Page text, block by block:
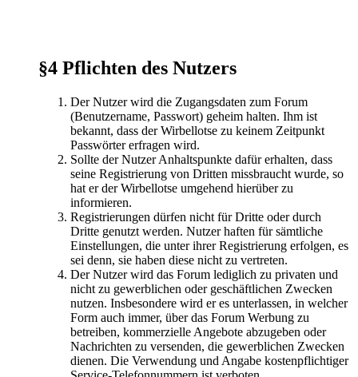
§4 Pflichten des Nutzers
Der Nutzer wird die Zugangsdaten zum Forum
(Benutzername, Passwort) geheim halten. Ihm ist
bekannt, dass der Wirbellotse zu keinem Zeitpunkt
Passwörter erfragen wird.
Sollte der Nutzer Anhaltspunkte dafür erhalten, dass
seine Registrierung von Dritten missbraucht wurde, so
hat er der Wirbellotse umgehend hierüber zu
informieren.
Registrierungen dürfen nicht für Dritte oder durch
Dritte genutzt werden. Nutzer haften für sämtliche
Einstellungen, die unter ihrer Registrierung erfolgen, es
sei denn, sie haben diese nicht zu vertreten.
Der Nutzer wird das Forum lediglich zu privaten und
nicht zu gewerblichen oder geschäftlichen Zwecken
nutzen. Insbesondere wird er es unterlassen, in welcher
Form auch immer, über das Forum Werbung zu
betreiben, kommerzielle Angebote abzugeben oder
Nachrichten zu versenden, die gewerblichen Zwecken
dienen. Die Verwendung und Angabe kostenpflichtiger